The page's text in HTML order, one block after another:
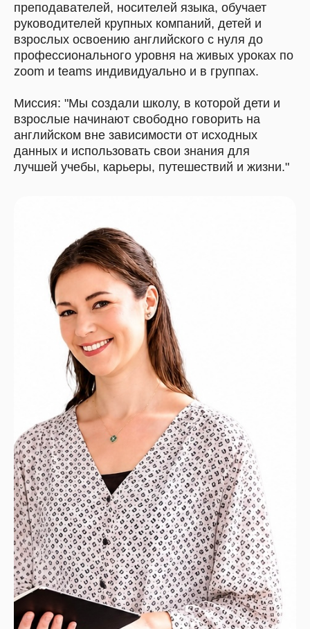
преподавателей, носителей языка, обучает
руководителей крупных компаний, детей и
взрослых освоению английского с нуля до
профессионального уровня на живых уроках по
zoom и teams индивидуально и в группах.
Миссия: "Мы создали школу, в которой дети и
взрослые начинают свободно говорить на
английском вне зависимости от исходных
данных и использовать свои знания для
лучшей учебы, карьеры, путешествий и жизни."